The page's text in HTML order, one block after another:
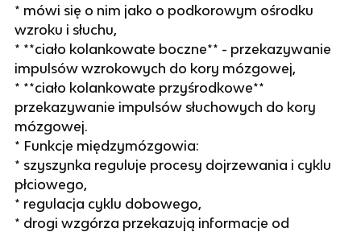
* mówi się o nim jako o podkorowym ośrodku
wzroku i słuchu,
* **ciało kolankowate boczne** - przekazywanie
impulsów wzrokowych do kory mózgowej,
* **ciało kolankowate przyśrodkowe**
przekazywanie impulsów słuchowych do kory
mózgowej.
* Funkcje międzymózgowia:
* szyszynka reguluje procesy dojrzewania i cyklu
płciowego,
* regulacja cyklu dobowego,
* drogi wzgórza przekazują informacje od